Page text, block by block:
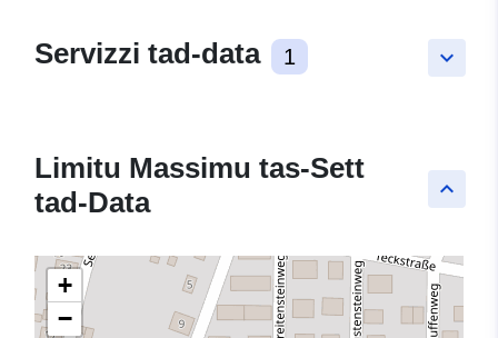
keyboard_arrow_down
Servizzi tad-data 1
keyboard_arrow_up
Limitu Massimu tas-Sett
tad-Data
+
−